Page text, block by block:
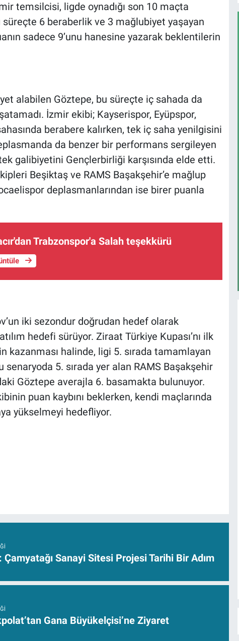
temsilcisi, ligde oynadığı son 10 maçta
6 beraberlik ve 3 mağlubiyet yaşayan
sadece 9’unu hanesine yazarak beklentilerin
alabilen Göztepe, bu süreçte iç sahada da
İzmir ekibi; Kayserispor, Eyüpspor,
berabere kalırken, tek iç saha yenilgisini
da benzer bir performans sergileyen
tek galibiyetini Gençlerbirliği karşısında elde etti.
Beşiktaş ve RAMS Başakşehir’e mağlup
deplasmanlarından ise birer puanla
Trabzonspor'a Salah teşekkürü
iki sezondur doğrudan hedef olarak
hedefi sürüyor. Ziraat Türkiye Kupası’nı ilk
kazanması halinde, ligi 5. sırada tamamlayan
5. sırada yer alan RAMS Başakşehir
Göztepe averajla 6. basamakta bulunuyor.
puan kaybını beklerken, kendi maçlarında
yükselmeyi hedefliyor.
Çamyatağı Sanayi Sitesi Projesi Tarihi Bir Adım
Gana Büyükelçisi’ne Ziyaret